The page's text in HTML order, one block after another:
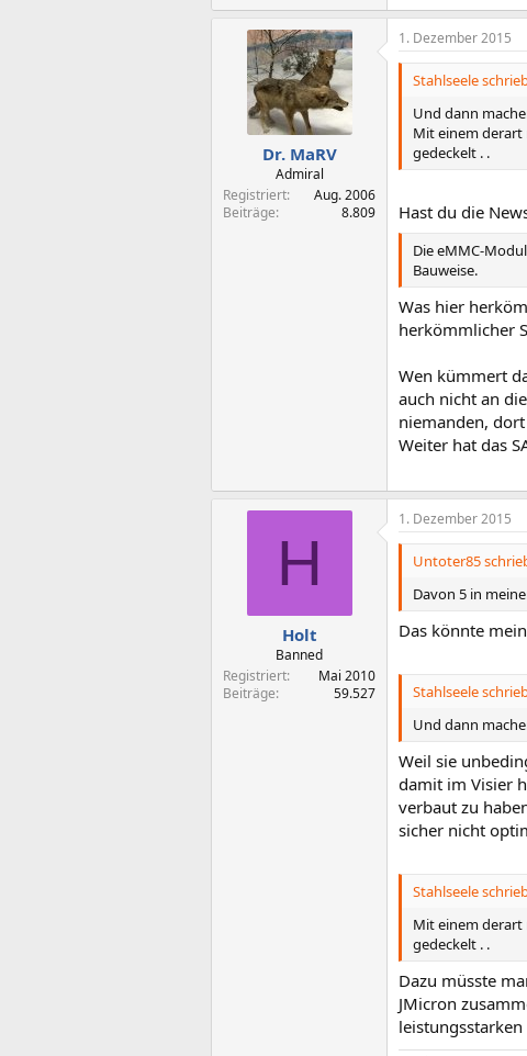
Dr. MaRV
Admiral
Registriert
Aug. 2006
Beiträge
8.809
1. Dezember 2015
Stahlseele
Und dann
Mit einem derart
gedeckelt . .
Hast du die
Die eMMC-
Bauweise.
Was hier
herkömmlicher
Wen kümmert
auch nicht an
niemanden,
Weiter hat das
H
Holt
Banned
Registriert
Mai 2010
Beiträge
59.527
1. Dezember 2015
Untoter85
Davon 5 in
Das könnte
Stahlseele
Und dann
Weil sie
damit im Visier
verbaut zu
sicher nicht
Stahlseele
Mit einem derart
gedeckelt . .
Dazu müsste
JMicron
leistungsstarken